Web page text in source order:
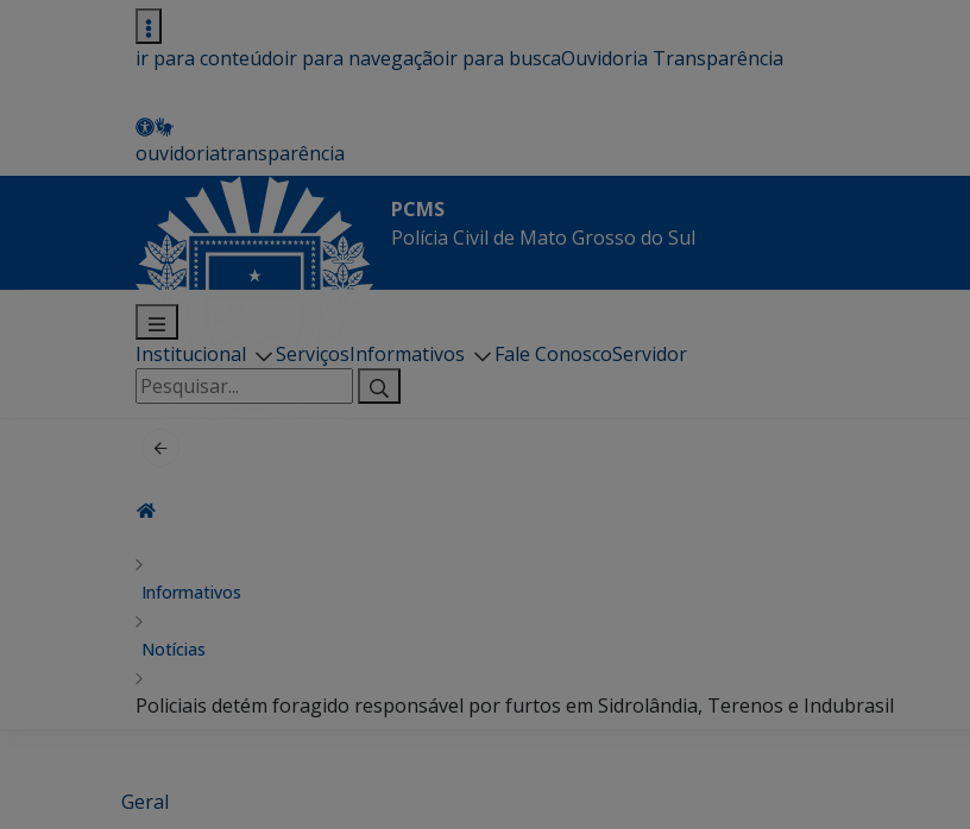
ir para conteúdoir para navegaçãoir para buscaOuvidoria Transparência
ouvidoriatransparência
PCMS
Polícia Civil de Mato Grosso do Sul
Institucional ServiçosInformativos Fale ConoscoServidor
Pesquisar
por:
Informativos
Notícias
Policiais detém foragido responsável por furtos em Sidrolândia, Terenos e Indubrasil
Geral